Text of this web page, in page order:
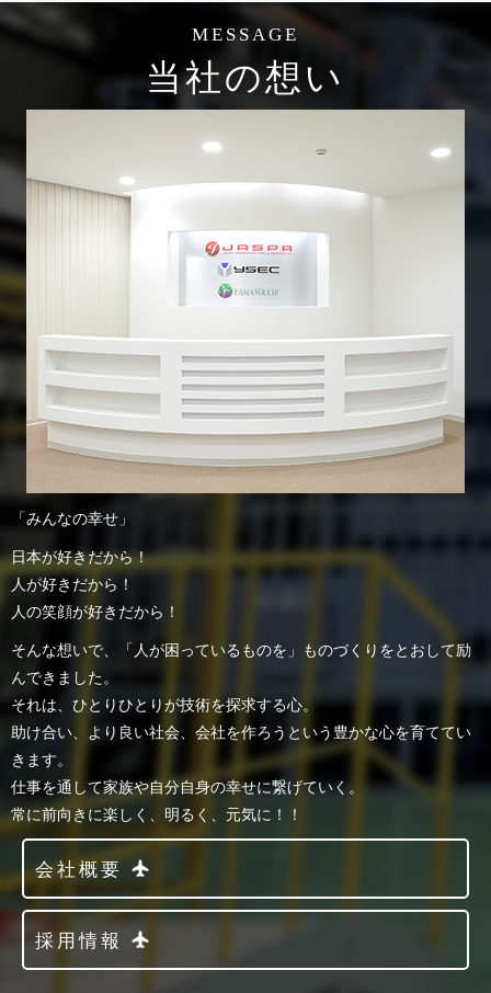
MESSAGE
当社の想い
「みんなの幸せ」
日本が好きだから！
人が好きだから！
人の笑顔が好きだから！
そんな想いで、「人が困っているものを」ものづくりをとおして励
んできました。
それは、ひとりひとりが技術を探求する心。
助け合い、より良い社会、会社を作ろうという豊かな心を育ててい
きます。
仕事を通して家族や自分自身の幸せに繋げていく。
常に前向きに楽しく、明るく、元気に！！
会社概要
採用情報